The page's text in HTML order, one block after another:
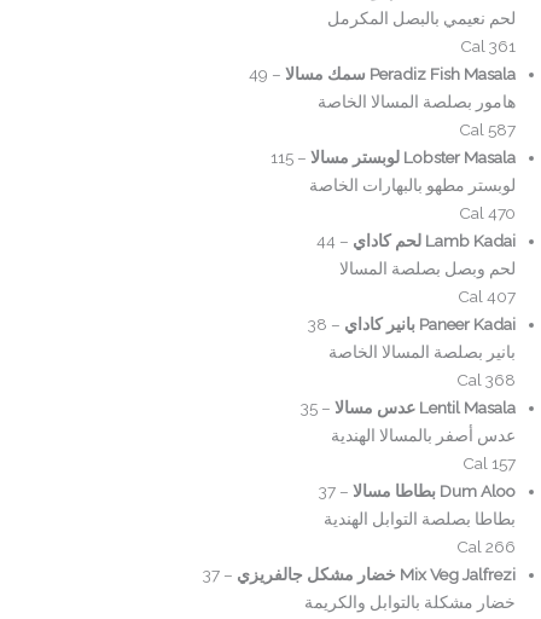
لحم نعيمي بالبصل المكرمل
361 Cal
Peradiz Fish Masala سمك مسالا
– 49
هامور بصلصة المسالا الخاصة
587 Cal
Lobster Masala لوبستر مسالا
– 115
لوبستر مطهو بالبهارات الخاصة
470 Cal
Lamb Kadai لحم كاداي
– 44
لحم وبصل بصلصة المسالا
407 Cal
Paneer Kadai بانير كاداي
– 38
بانير بصلصة المسالا الخاصة
368 Cal
Lentil Masala عدس مسالا
– 35
عدس أصفر بالمسالا الهندية
157 Cal
Dum Aloo بطاطا مسالا
– 37
بطاطا بصلصة التوابل الهندية
266 Cal
Mix Veg Jalfrezi خضار مشكل جالفريزي
– 37
خضار مشكلة بالتوابل والكريمة